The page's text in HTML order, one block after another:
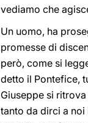
vediamo che
Un uomo, ha
promesse di
però, come si
detto il Pontefice,
Giuseppe si
tanto da dirci a